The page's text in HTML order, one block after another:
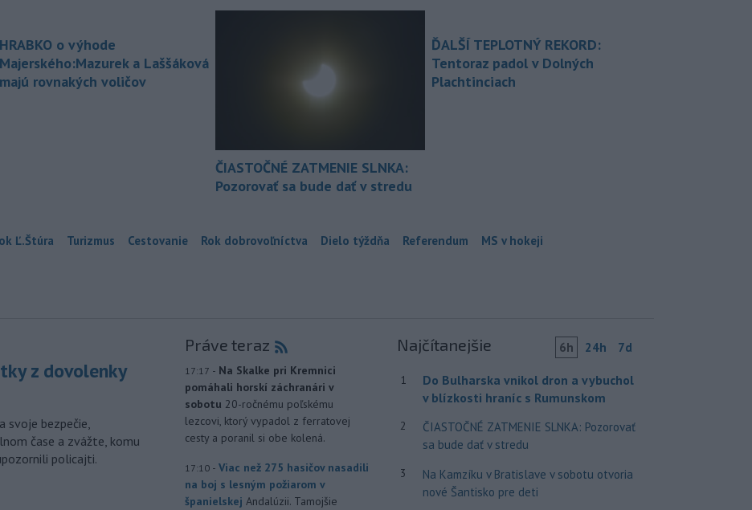
HRABKO o výhode
Majerského:Mazurek a Laššáková
majú rovnakých voličov
ČIASTOČNÉ ZATMENIE SLNKA:
Pozorovať sa bude dať v stredu
ĎALŠÍ TEPLOTNÝ REKORD:
Tentoraz padol v Dolných
Plachtinciach
Ľ.Štúra Turizmus Cestovanie Rok dobrovoľníctva Dielo týždňa Referendum MS v hokeji
z dovolenky
svoje bezpečie,
čase a zvážte, komu
policajti.
Práve teraz
17:17 - Na Skalke pri Kremnici
pomáhali horskí záchranári v
sobotu 20-ročnému poľskému
lezcovi, ktorý vypadol z ferratovej
cesty a poranil si obe kolená.
17:10 - Viac než 275 hasičov nasadili
na boj s lesným požiarom v
španielskej Andalúzii. Tamojšie
Najčítanejšie 6h 24h 7d
1
Do Bulharska vnikol dron a vybuchol
v blízkosti hraníc s Rumunskom
2
ČIASTOČNÉ ZATMENIE SLNKA: Pozorovať
sa bude dať v stredu
3
Na Kamzíku v Bratislave v sobotu otvoria
nové Šantisko pre deti